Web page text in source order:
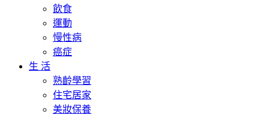
飲食
運動
慢性病
癌症
生 活
熟齡學習
住宅居家
美妝保養